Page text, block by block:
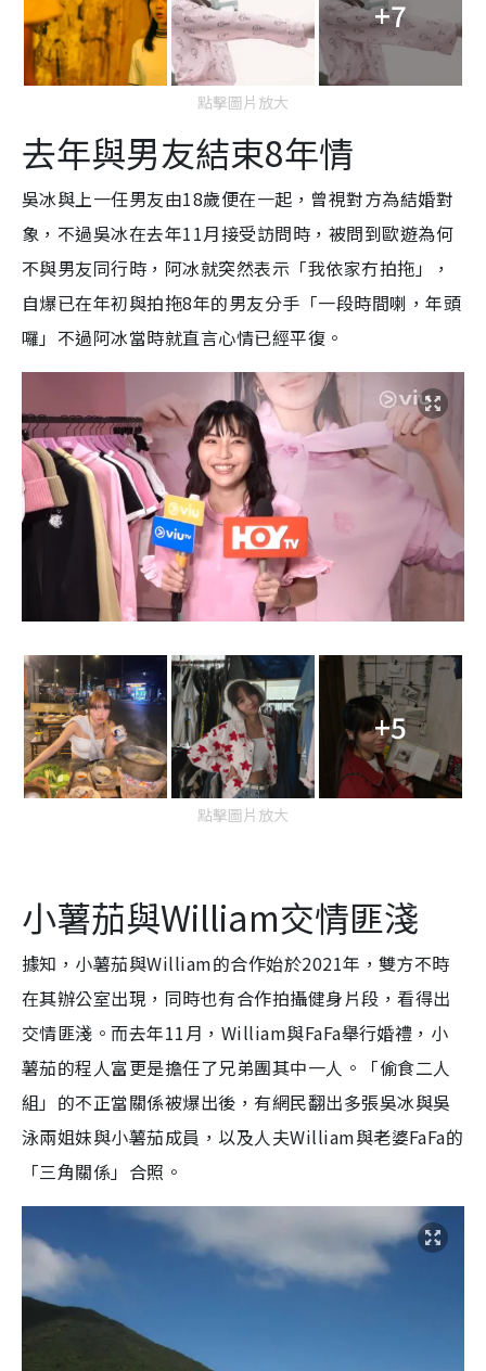
+7
點擊圖片放大
去年與男友結束8年情
吳冰與上一任男友由18歲便在一起，曾視對方為結婚對
象，不過吳冰在去年11月接受訪問時，被問到歐遊為何
不與男友同行時，阿冰就突然表示「我依家冇拍拖」，
自爆已在年初與拍拖8年的男友分手「一段時間喇，年頭
囉」不過阿冰當時就直言心情已經平復。
+5
點擊圖片放大
小薯茄與William交情匪淺
據知，小薯茄與William的合作始於2021年，雙方不時
在其辦公室出現，同時也有合作拍攝健身片段，看得出
交情匪淺。而去年11月，William與FaFa舉行婚禮，小
薯茄的程人富更是擔任了兄弟團其中一人。「偷食二人
組」的不正當關係被爆出後，有網民翻出多張吳冰與吳
泳兩姐妹與小薯茄成員，以及人夫William與老婆FaFa的
「三角關係」合照。